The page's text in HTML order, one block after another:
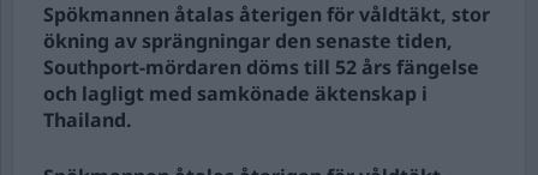
Spökmannen åtalas återigen för våldtäkt, stor
ökning av sprängningar den senaste tiden,
Southport-mördaren döms till 52 års fängelse
och lagligt med samkönade äktenskap i
Thailand.